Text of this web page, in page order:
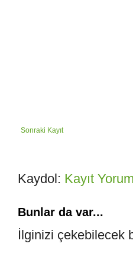
Sonraki Kayıt
Kaydol: Kayıt
Bunlar da var...
İlginizi çekebilecek